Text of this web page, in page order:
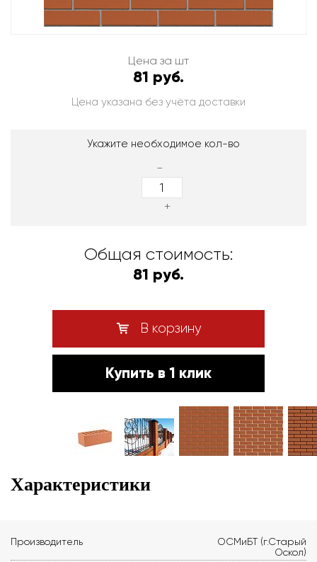
Цена за шт
81 руб.
Цена указана без учёта доставки
Укажите необходимое кол-во
-
+
Общая стоимость:
81 руб.
В корзину
Купить в 1 клик
Характеристики
Производитель
ОСМиБТ (г.Старый
Оскол)